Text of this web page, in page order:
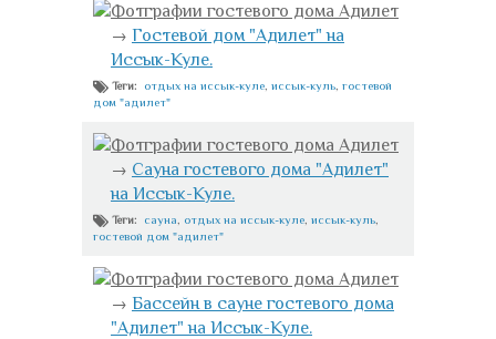
Фотграфии гостевого дома Адилет
→ Гостевой дом "Адилет" на
Иссык-Куле.
Теги: отдых на иссык-куле иссык-куль гостевой
дом "адилет"
Фотграфии гостевого дома Адилет
→ Сауна гостевого дома "Адилет"
на Иссык-Куле.
Теги: сауна отдых на иссык-куле иссык-куль
гостевой дом "адилет"
Фотграфии гостевого дома Адилет
→ Бассейн в сауне гостевого дома
"Адилет" на Иссык-Куле.